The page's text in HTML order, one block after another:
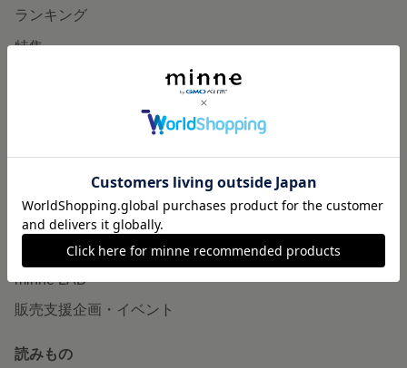
ランキング
特集
食品販売
ヴィンテージ販売
ダウンロード販売
minne PLUS
minne LAB
販売支援企画・イベント
読みもの